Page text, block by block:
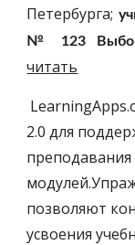
Петербурга;
№ 123
читать
2.0 для
позволяют
усвоения